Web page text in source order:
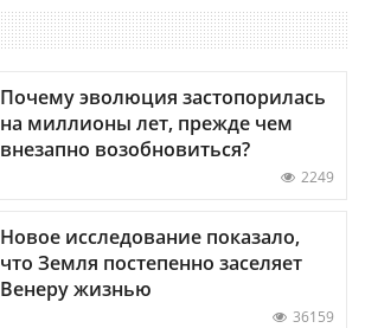
Почему эволюция застопорилась
на миллионы лет, прежде чем
внезапно возобновиться?
2249
Новое исследование показало,
что Земля постепенно заселяет
Венеру жизнью
36159